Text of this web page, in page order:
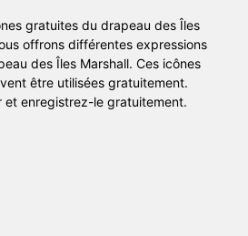
gratuites du drapeau des Îles
offrons différentes expressions
des Îles Marshall. Ces icônes
être utilisées gratuitement.
et enregistrez-le gratuitement.